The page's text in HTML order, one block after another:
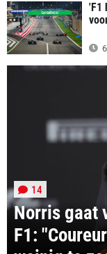
'F1
Norris gaat
F1:
14